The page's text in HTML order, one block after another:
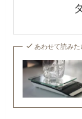
あわせて読みた